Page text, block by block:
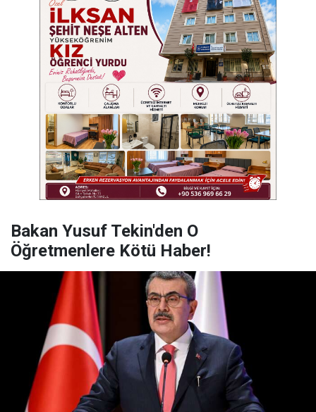
Bakan Yusuf Tekin'den O
Öğretmenlere Kötü Haber!